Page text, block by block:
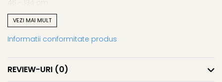
48 - 142 cm
Atentie! Nuanta produsului poate diferi usor, in functie de
Lungime produs: 65 cm (marimea 36), 75 cm (marimea
VEZI MAI MULT
Informatii conformitate produs
REVIEW-URI (0)